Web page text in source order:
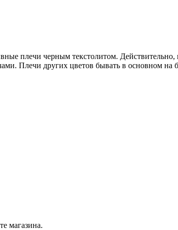
плечи черным текстолитом. Действительно,
Плечи других цветов бывать в основном на
магазина.